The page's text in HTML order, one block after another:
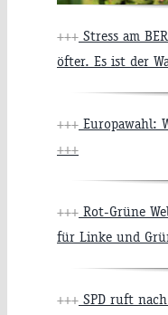
+++ Stress am
öfter. Es ist der
+++ Europawahl:
+++
+++ Rot-Grüne
für Linke und
+++ SPD ruft